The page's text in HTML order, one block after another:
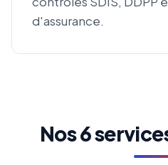
d'assurance.
Nos 6